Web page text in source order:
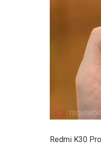
Redmi K30